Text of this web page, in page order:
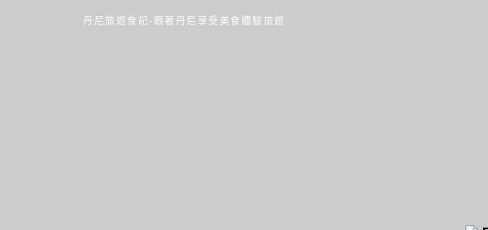
丹尼旅遊食記-跟著丹尼享受美食體驗旅遊